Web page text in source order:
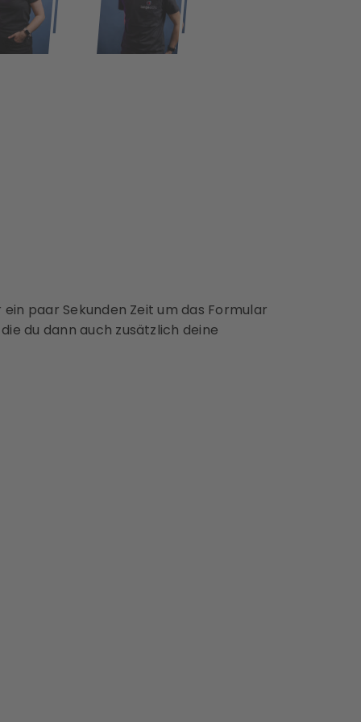
paar Sekunden Zeit um das Formular
du dann auch zusätzlich deine